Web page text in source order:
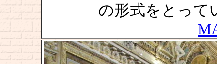
の形式をとっ